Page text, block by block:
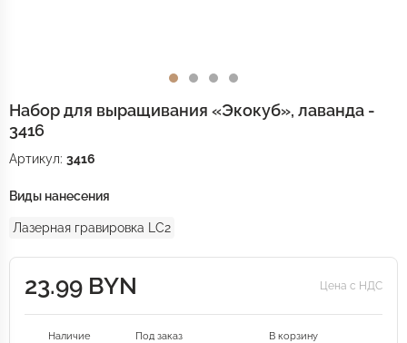
Набор для выращивания «Экокуб», лаванда -
3416
Артикул: 3416
Виды нанесения
Лазерная гравировка LC2
23.99 BYN Цена с НДС
Наличие Под заказ
В корзину